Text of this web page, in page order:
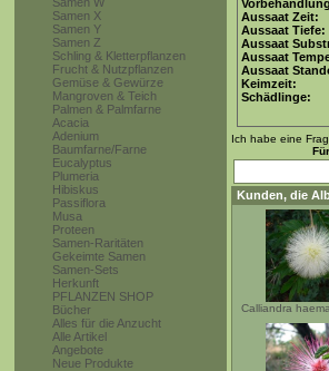
Samen X
Samen Y
Samen Z
Schling & Kletterpflanzen
Frucht & Nutzpflanzen
Gemüse & Gewürze
Mangroven & Teich
Palmen & Palmfarne
Acacia
Adenium
Baumfarne/Farne
Eucalyptus
Plumeria
Hibiskus
Passiflora
Musa
Proteen
Samen-Raritäten
Gekeimte Samen
Samen-Sets
Herkunft
PFLANZEN SHOP
Bücher
Alles für die Anzucht
Alle Artikel
Angebote
Neue Produkte
Aussaat Zeit:
Aussaat Tiefe:
Aussaat
Aussaat
Aussaat
Keimzeit:
Schädlinge:
Ich habe eine
Kunden, die
Calliandra